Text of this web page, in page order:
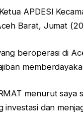
APDESI
Barat, Jumat
beroperasi di
menurut
dan